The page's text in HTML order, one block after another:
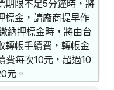
期限不足5分鐘時，將
標金，請廠商提早作
納押標金時，將由台
轉帳手續費，轉帳金
費每次10元，超過10
元。